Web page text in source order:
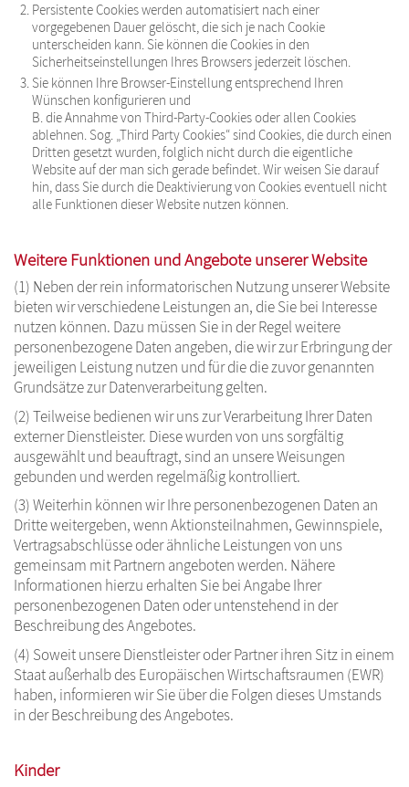
Persistente Cookies werden automatisiert nach einer
vorgegebenen Dauer gelöscht, die sich je nach Cookie
unterscheiden kann. Sie können die Cookies in den
Sicherheitseinstellungen Ihres Browsers jederzeit löschen.
Sie können Ihre Browser-Einstellung entsprechend Ihren
Wünschen konfigurieren und
B. die Annahme von Third-Party-Cookies oder allen Cookies
ablehnen. Sog. „Third Party Cookies“ sind Cookies, die durch einen
Dritten gesetzt wurden, folglich nicht durch die eigentliche
Website auf der man sich gerade befindet. Wir weisen Sie darauf
hin, dass Sie durch die Deaktivierung von Cookies eventuell nicht
alle Funktionen dieser Website nutzen können.
Weitere Funktionen und Angebote unserer Website
(1) Neben der rein informatorischen Nutzung unserer Website
bieten wir verschiedene Leistungen an, die Sie bei Interesse
nutzen können. Dazu müssen Sie in der Regel weitere
personenbezogene Daten angeben, die wir zur Erbringung der
jeweiligen Leistung nutzen und für die die zuvor genannten
Grundsätze zur Datenverarbeitung gelten.
(2) Teilweise bedienen wir uns zur Verarbeitung Ihrer Daten
externer Dienstleister. Diese wurden von uns sorgfältig
ausgewählt und beauftragt, sind an unsere Weisungen
gebunden und werden regelmäßig kontrolliert.
(3) Weiterhin können wir Ihre personenbezogenen Daten an
Dritte weitergeben, wenn Aktionsteilnahmen, Gewinnspiele,
Vertragsabschlüsse oder ähnliche Leistungen von uns
gemeinsam mit Partnern angeboten werden. Nähere
Informationen hierzu erhalten Sie bei Angabe Ihrer
personenbezogenen Daten oder untenstehend in der
Beschreibung des Angebotes.
(4) Soweit unsere Dienstleister oder Partner ihren Sitz in einem
Staat außerhalb des Europäischen Wirtschaftsraumen (EWR)
haben, informieren wir Sie über die Folgen dieses Umstands
in der Beschreibung des Angebotes.
Kinder